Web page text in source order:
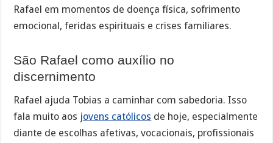
Rafael em momentos de doença física, sofrimento
emocional, feridas espirituais e crises familiares.
São Rafael como auxílio no
discernimento
Rafael ajuda Tobias a caminhar com sabedoria. Isso
fala muito aos jovens católicos de hoje, especialmente
diante de escolhas afetivas, vocacionais, profissionais